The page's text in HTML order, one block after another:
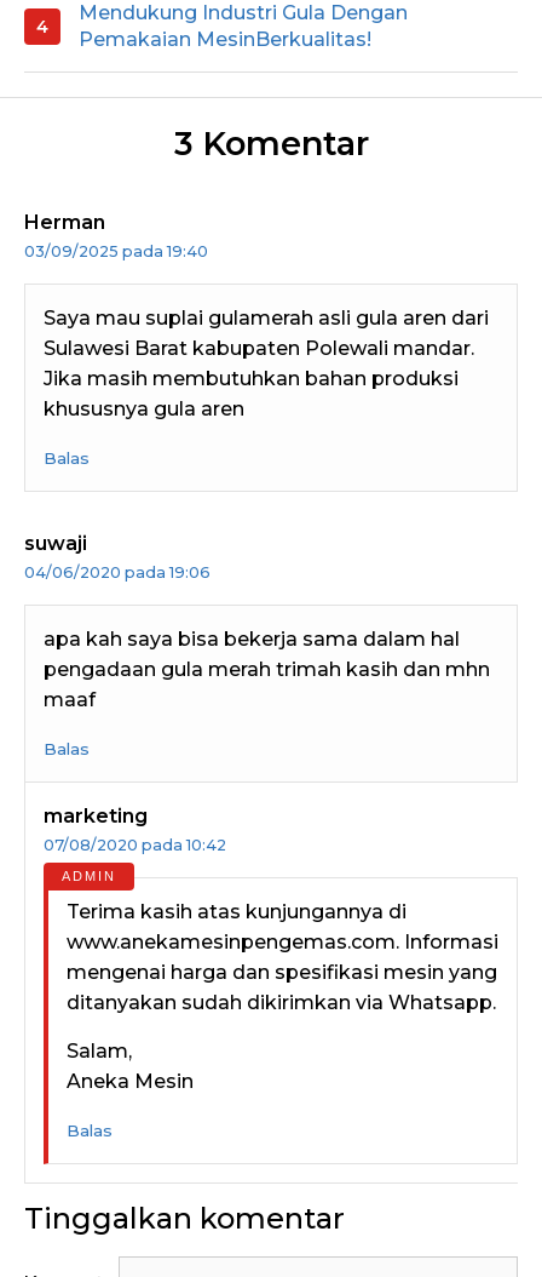
Mendukung Industri Gula Dengan
Pemakaian MesinBerkualitas!
3 Komentar
Herman
03/09/2025 pada 19:40
Saya mau suplai gulamerah asli gula aren dari
Sulawesi Barat kabupaten Polewali mandar.
Jika masih membutuhkan bahan produksi
khususnya gula aren
Balas
suwaji
04/06/2020 pada 19:06
apa kah saya bisa bekerja sama dalam hal
pengadaan gula merah trimah kasih dan mhn
maaf
Balas
marketing
07/08/2020 pada 10:42
Terima kasih atas kunjungannya di
www.anekamesinpengemas.com. Informasi
mengenai harga dan spesifikasi mesin yang
ditanyakan sudah dikirimkan via Whatsapp.
Salam,
Aneka Mesin
Balas
Tinggalkan komentar